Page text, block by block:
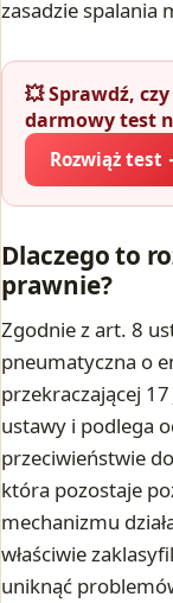
zasadzie spalania
💥 Sprawdź,
darmowy test
Rozwiąż test
Dlaczego to
prawnie?
Zgodnie z art. 8
pneumatyczna o
przekraczającej
ustawy i podlega
przeciwieństwie
która pozostaje
mechanizmu
właściwie
uniknąć